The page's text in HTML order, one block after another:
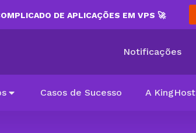
DE APLICAÇÕES EM VPS 🚀
Notificações
Casos de Sucesso A KingHost